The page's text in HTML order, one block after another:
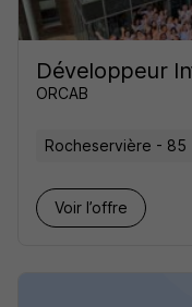
Développeur
ORCAB
Rocheservière - 85
Voir l’offre